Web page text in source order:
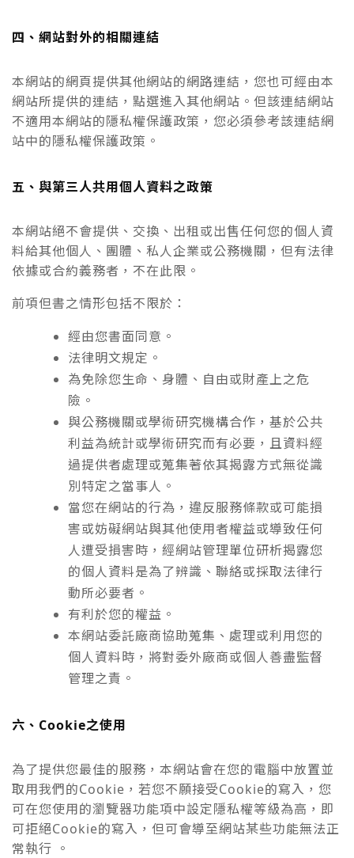
四、網站對外的相關連結
本網站的網頁提供其他網站的網路連結，您也可經由本
網站所提供的連結，點選進入其他網站。但該連結網站
不適用本網站的隱私權保護政策，您必須參考該連結網
站中的隱私權保護政策。
五、與第三人共用個人資料之政策
本網站絕不會提供、交換、出租或出售任何您的個人資
料給其他個人、團體、私人企業或公務機關，但有法律
依據或合約義務者，不在此限。
前項但書之情形包括不限於：
經由您書面同意。
法律明文規定。
為免除您生命、身體、自由或財產上之危
險。
與公務機關或學術研究機構合作，基於公共
利益為統計或學術研究而有必要，且資料經
過提供者處理或蒐集著依其揭露方式無從識
別特定之當事人。
當您在網站的行為，違反服務條款或可能損
害或妨礙網站與其他使用者權益或導致任何
人遭受損害時，經網站管理單位研析揭露您
的個人資料是為了辨識、聯絡或採取法律行
動所必要者。
有利於您的權益。
本網站委託廠商協助蒐集、處理或利用您的
個人資料時，將對委外廠商或個人善盡監督
管理之責。
六、Cookie之使用
為了提供您最佳的服務，本網站會在您的電腦中放置並
取用我們的Cookie，若您不願接受Cookie的寫入，您
可在您使用的瀏覽器功能項中設定隱私權等級為高，即
可拒絕Cookie的寫入，但可會導至網站某些功能無法正
常執行 。